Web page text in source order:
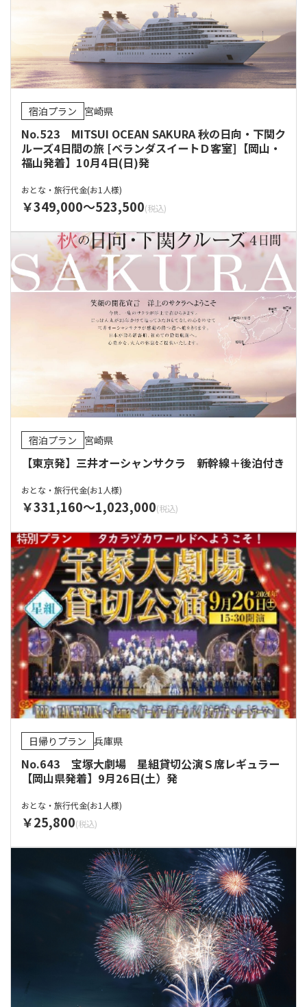
宿泊プラン 宮崎県
No.523 MITSUI OCEAN SAKURA 秋の日向・下関ク
ルーズ4日間の旅 [ベランダスイートＤ客室]【岡山・
福山発着】10月4日(日)発
おとな・旅行代金(お1人様)
349,000 523,500
宿泊プラン 宮崎県
【東京発】三井オーシャンサクラ 新幹線＋後泊付き
おとな・旅行代金(お1人様)
331,160 1,023,000
日帰りプラン 兵庫県
No.643 宝塚大劇場 星組貸切公演Ｓ席レギュラー
【岡山県発着】9月26日(土）発
おとな・旅行代金(お1人様)
25,800